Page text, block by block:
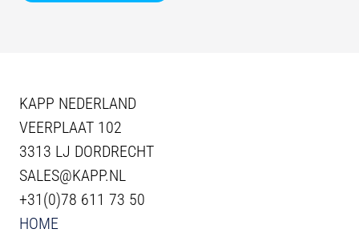
KAPP NEDERLAND
VEERPLAAT 102
3313 LJ DORDRECHT
SALES@KAPP.NL
+31(0)78 611 73 50
HOME